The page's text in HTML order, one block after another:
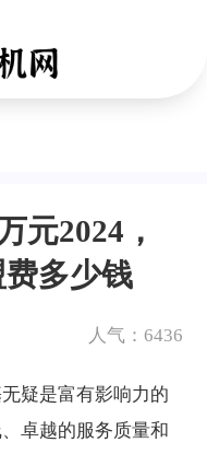
元2024，
多少钱
人气：6436
疑是富有影响力的
卓越的服务质量和